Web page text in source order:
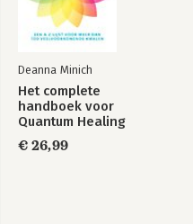
Deanna Minich
Het complete
handboek voor
Quantum Healing
€ 26,99